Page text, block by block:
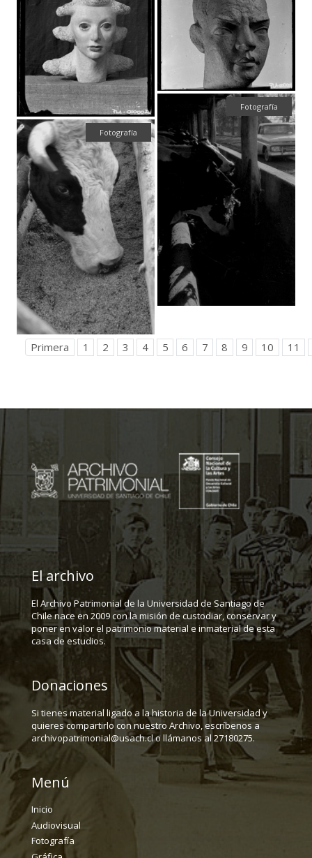
Fotografía
Fotografía
Primera 1 2 3 4 5 6 7 8 9 10 11
El archivo
El Archivo Patrimonial de la Universidad de Santiago de
Chile nace en 2009 con la misión de custodiar, conservar y
poner en valor el patrimonio material e inmaterial de esta
casa de estudios.
Donaciones
Si tienes material ligado a la historia de la Universidad y
quieres compartirlo con nuestro Archivo, escríbenos a
archivopatrimonial@usach.cl o llámanos al 27180275.
Menú
Inicio
Audiovisual
Fotografía